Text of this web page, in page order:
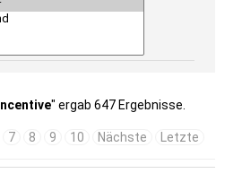
Incentive" ergab 647 Ergebnisse.
7 8 9 10 Nächste Letzte